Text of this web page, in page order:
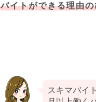
バイトができる理由
スキマバイ